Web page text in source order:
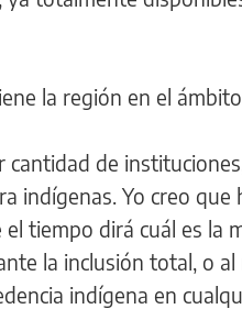
la región en el
de
indígenas. Yo creo
tiempo dirá cuál es la
la inclusión total, o al
indígena en